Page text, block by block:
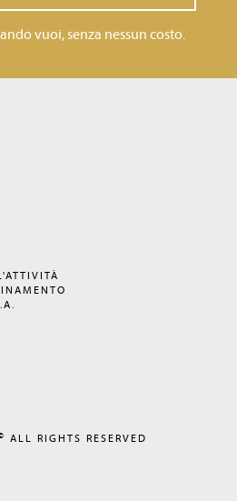
vuoi, senza nessun costo.
ALL RIGHTS RESERVED